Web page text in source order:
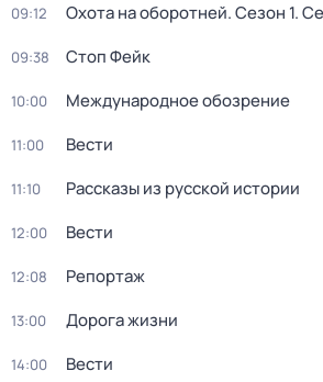
09:12 Охота на оборотней. Сезон 1.
09:38 Стоп Фейк
10:00 Международное обозрение
11:00 Вести
11:10 Рассказы из русской истории
12:00 Вести
12:08 Репортаж
13:00 Дорога жизни
14:00 Вести